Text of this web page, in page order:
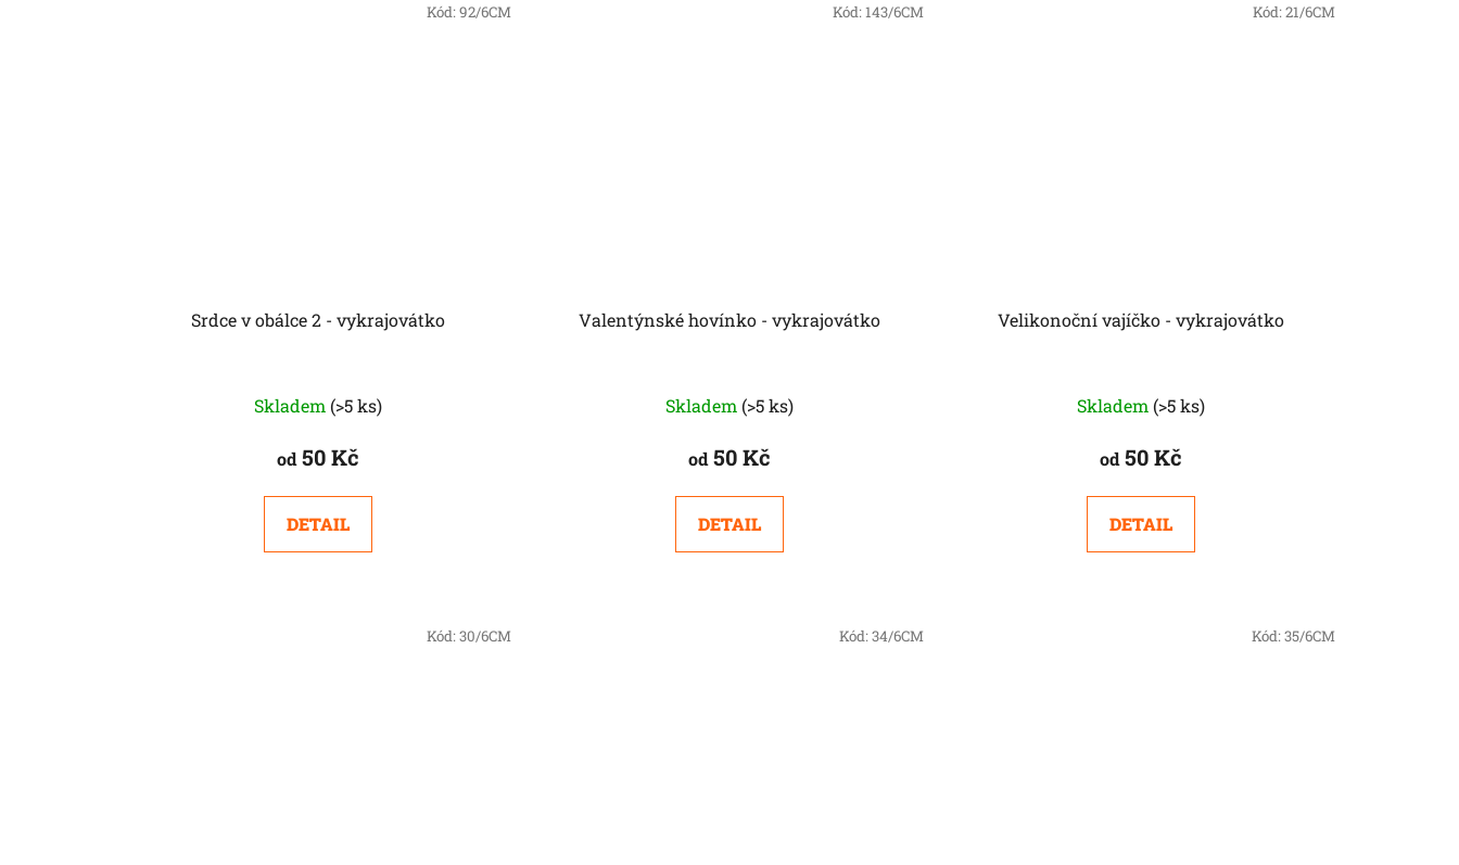
Srdce v obálce 2 - vykrajovátko
Skladem (>5 ks)
od50 Kč
DETAIL
Kód:92/6CM
Valentýnské hovínko - vykrajovátko
Skladem (>5 ks)
od50 Kč
DETAIL
Kód:143/6CM
Velikonoční vajíčko - vykrajovátko
Skladem (>5 ks)
od50 Kč
DETAIL
Kód:21/6CM
Kód:30/6CM Kód:34/6CM Kód:35/6CM